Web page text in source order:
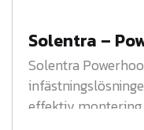
Solentra –
Solentra
effektiv